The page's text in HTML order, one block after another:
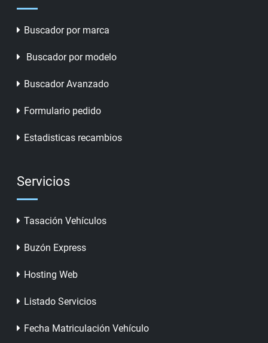
Buscador por marca
Buscador por modelo
Buscador Avanzado
Formulario pedido
Estadisticas recambios
Servicios
Tasación Vehículos
Buzón Express
Hosting Web
Listado Servicios
Fecha Matriculación Vehículo